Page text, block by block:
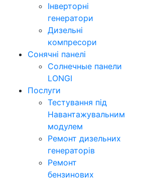
Інверторні
генератори
Дизельні
компресори
Сонячні панелі
Солнечные панели
LONGI
Послуги
Тестування під
Навантажувальним
модулем
Ремонт дизельних
генераторів
Ремонт
бензинових